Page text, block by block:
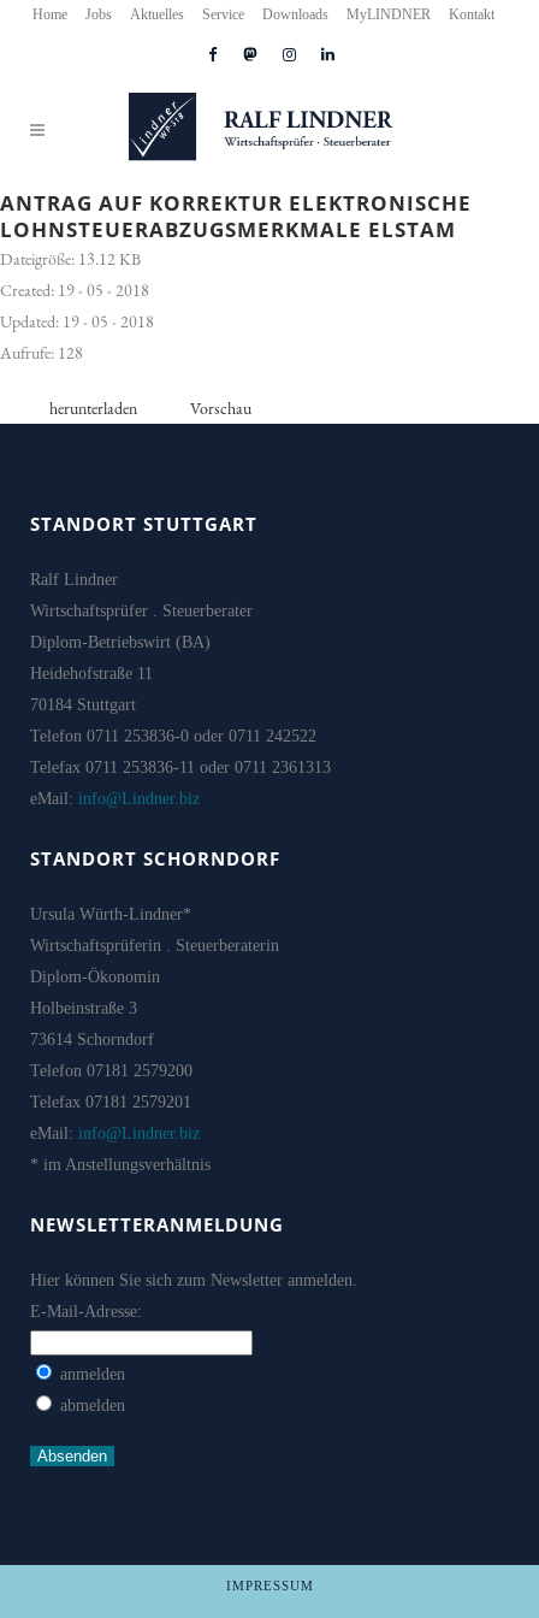
Home Jobs Aktuelles Service Downloads MyLINDNER Kontakt
ANTRAG AUF KORREKTUR ELEKTRONISCHE
LOHNSTEUERABZUGSMERKMALE ELSTAM
Dateigröße: 13.12 KB
Created: 19 - 05 - 2018
Updated: 19 - 05 - 2018
Aufrufe: 128
herunterladen Vorschau
STANDORT STUTTGART
Ralf Lindner
Wirtschaftsprüfer . Steuerberater
Diplom-Betriebswirt (BA)
Heidehofstraße 11
70184 Stuttgart
Telefon 0711 253836-0 oder 0711 242522
Telefax 0711 253836-11 oder 0711 2361313
eMail: info@Lindner.biz
STANDORT SCHORNDORF
Ursula Würth-Lindner*
Wirtschaftsprüferin . Steuerberaterin
Diplom-Ökonomin
Holbeinstraße 3
73614 Schorndorf
Telefon 07181 2579200
Telefax 07181 2579201
eMail: info@Lindner.biz
* im Anstellungsverhältnis
NEWSLETTERANMELDUNG
Hier können Sie sich zum Newsletter anmelden.
E-Mail-Adresse:
anmelden
abmelden
IMPRESSUM